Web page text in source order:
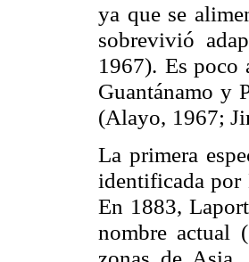
ya que se
sobrevivió
1967). Es poco
Guantánamo y
(Alayo, 1967;
La primera
identificada por
En 1883,
nombre actual